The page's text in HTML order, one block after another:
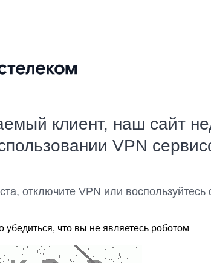
клиент, наш сайт
VPN
отключите VPN или
убедиться, что вы не являетесь роботом